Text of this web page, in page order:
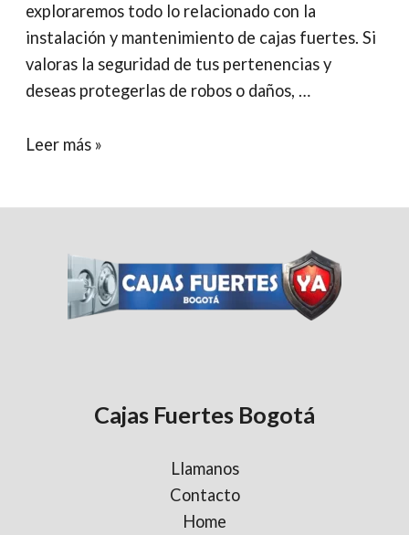
exploraremos todo lo relacionado con la
instalación y mantenimiento de cajas fuertes. Si
valoras la seguridad de tus pertenencias y
deseas protegerlas de robos o daños, …
Instalación
fuertes
Leer más »
Cajas Fuertes Bogotá
Llamanos
Contacto
Home